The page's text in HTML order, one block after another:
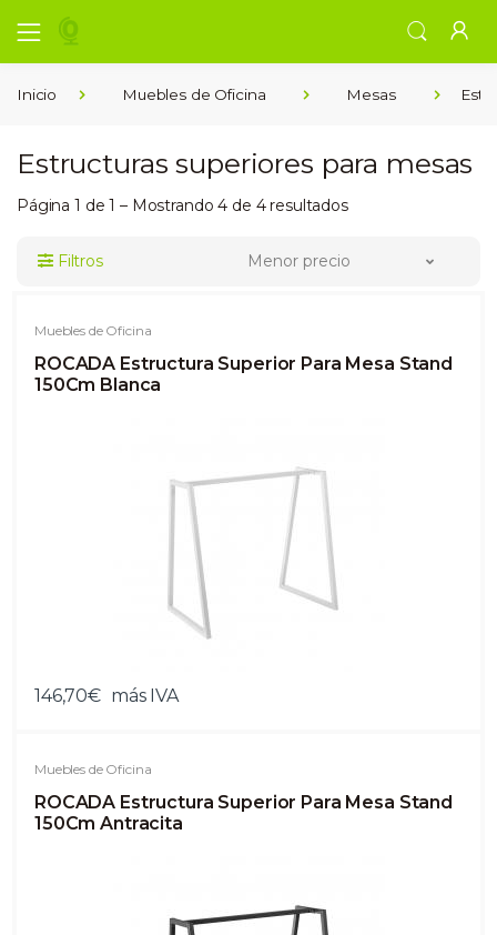
Inicio Muebles de Oficina Mesas
Estructuras superiores para mesas
Página 1 de 1 – Mostrando 4 de 4 resultados
Filtros Menor precio
Muebles de Oficina
ROCADA Estructura Superior Para Mesa Stand
150Cm Blanca
146,70€ más IVA
Muebles de Oficina
ROCADA Estructura Superior Para Mesa Stand
150Cm Antracita